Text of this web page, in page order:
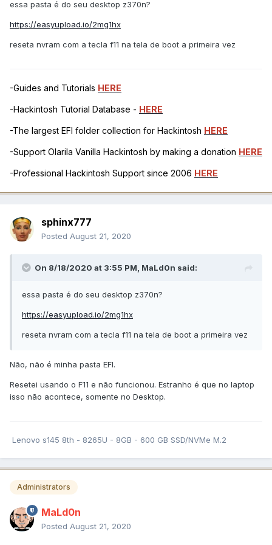
essa pasta é do seu desktop z370n?
https://easyupload.io/2mg1hx
reseta nvram com a tecla f11 na tela de boot a primeira vez
-Guides and Tutorials HERE
-Hackintosh Tutorial Database - HERE
-The largest EFI folder collection for Hackintosh HERE
-Support Olarila Vanilla Hackintosh by making a donation HERE
-Professional Hackintosh Support since 2006 HERE
sphinx777
Posted August 21, 2020
On 8/18/2020 at 3:55 PM, MaLd0n said:
essa pasta é do seu desktop z370n?
https://easyupload.io/2mg1hx
reseta nvram com a tecla f11 na tela de boot a primeira vez
Não, não é minha pasta EFI.
Resetei usando o F11 e não funcionou. Estranho é que no laptop
isso não acontece, somente no Desktop.
Lenovo s145 8th - 8265U - 8GB - 600 GB SSD/NVMe M.2
Administrators
MaLd0n
Posted August 21, 2020